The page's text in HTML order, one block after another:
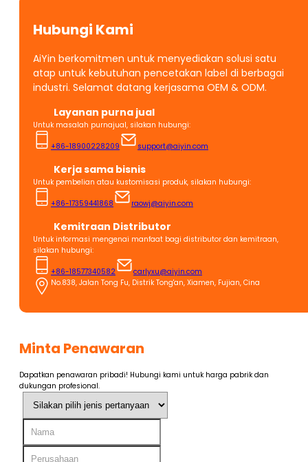
Hubungi Kami
AiYin berkomitmen untuk menyediakan solusi satu
atap untuk kebutuhan pencetakan label di berbagai
industri. Selamat datang kerjasama OEM & ODM.
Layanan purna jual
Untuk masalah purnajual, silakan hubungi:
+86-18900228209 support@aiyin.com
Kerja sama bisnis
Untuk pembelian atau kustomisasi produk, silakan hubungi:
+86-17359441868 raowj@aiyin.com
Kemitraan Distributor
Untuk informasi mengenai manfaat bagi distributor dan kemitraan,
silakan hubungi:
+86-18577340582
carlyxu@aiyin.com
No.838, Jalan Tong Fu, Distrik Tong'an, Xiamen, Fujian, Cina
Minta Penawaran
Dapatkan penawaran pribadi! Hubungi kami untuk harga pabrik dan
dukungan profesional.